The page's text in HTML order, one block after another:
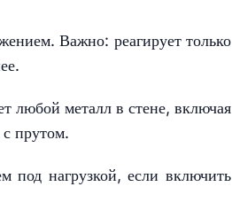
Важно: реагирует только
любой металл в стене, включая
с прутом.
под нагрузкой, если включить